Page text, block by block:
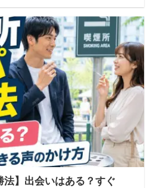
法】出会いはある？すぐ